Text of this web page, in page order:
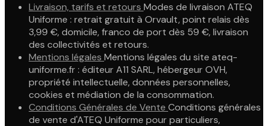
Livraison, tarifs et retours Modes de livraison ATEQ
Uniforme : retrait gratuit à Orvault, point relais dès
3,99 €, domicile, franco de port dès 59 €, livraison
des collectivités et retours.
Mentions légales Mentions légales du site ateq-
uniforme.fr : éditeur A11 SARL, hébergeur OVH,
propriété intellectuelle, données personnelles,
cookies et médiation de la consommation.
Conditions Générales de Vente Conditions générales
de vente d'ATEQ Uniforme pour particuliers,